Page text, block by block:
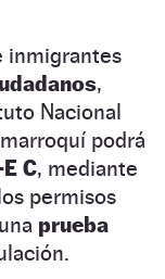
inmigrantes
,
Nacional
podrá
C, mediante
permisos
prueba